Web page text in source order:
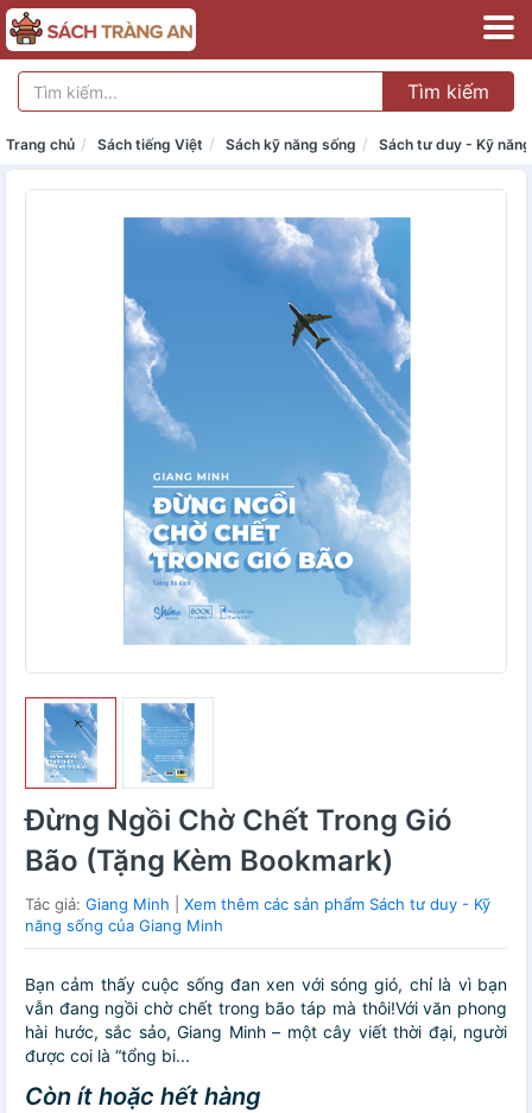
Tìm kiếm
Trang chủ Sách tiếng Việt Sách kỹ năng sống Sách tư duy - Kỹ
Đừng Ngồi Chờ Chết Trong Gió
Bão (Tặng Kèm Bookmark)
Tác giả: Giang Minh
Xem thêm các sản phẩm Sách tư duy - Kỹ
năng sống của Giang Minh
Bạn cảm thấy cuộc sống đan xen với sóng gió, chỉ là vì bạn
vẫn đang ngồi chờ chết trong bão táp mà thôi!Với văn phong
hài hước, sắc sảo, Giang Minh – một cây viết thời đại, người
được coi là “tổng bi...
Còn ít hoặc hết hàng